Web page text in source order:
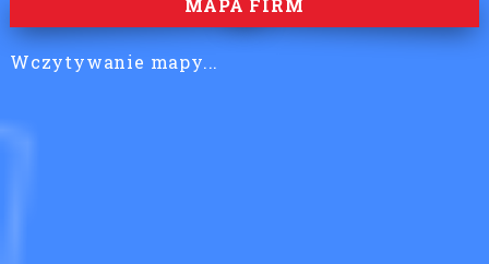
MAPA FIRM
Wczytywanie mapy...